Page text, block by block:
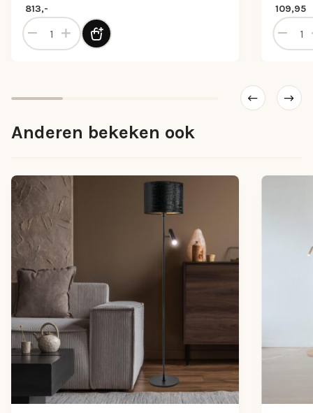
813,-
Moderne LED leeslamp vloerlamp zwart dimbaar aantal
109,95
Anderen bekeken ook